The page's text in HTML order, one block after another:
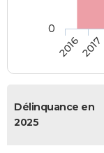
20162017
0
Délinquance en
2025